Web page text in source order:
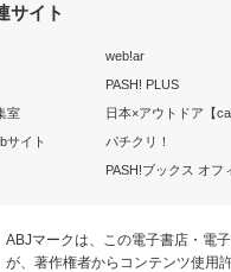
サイト
web!ar
PASH! PLUS
室
日本×アウトドア【
サイト
パチクリ！
PASH!ブックス オフ
ABJマークは、この電子書店・電
が、著作権者からコンテンツ使用